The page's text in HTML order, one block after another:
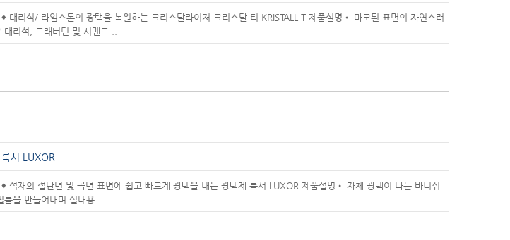
♦ 대리석/ 라임스톤의 광택을 복원하는 크리스탈라이저 크리스탈 티 KRISTALL T 제품설명• 마모된 표면의 자연스러
리석, 트래버틴 및 시멘트 ..
룩서 LUXOR
♦ 석재의 절단면 및 곡면 표면에 쉽고 빠르게 광택을 내는 광택제 룩서 LUXOR 제품설명• 자체 광택이 나는 바니쉬
을 만들어내며 실내용..